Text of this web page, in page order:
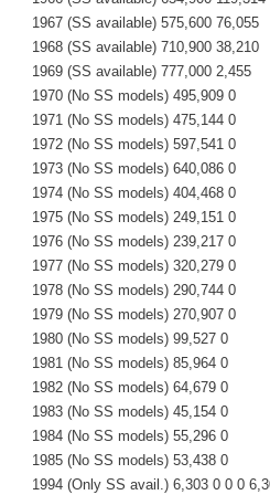
1967 (SS available) 575,600 76,055
1968 (SS available) 710,900 38,210
1969 (SS available) 777,000 2,455
1970 (No SS models) 495,909 0
1971 (No SS models) 475,144 0
1972 (No SS models) 597,541 0
1973 (No SS models) 640,086 0
1974 (No SS models) 404,468 0
1975 (No SS models) 249,151 0
1976 (No SS models) 239,217 0
1977 (No SS models) 320,279 0
1978 (No SS models) 290,744 0
1979 (No SS models) 270,907 0
1980 (No SS models) 99,527 0
1981 (No SS models) 85,964 0
1982 (No SS models) 64,679 0
1983 (No SS models) 45,154 0
1984 (No SS models) 55,296 0
1985 (No SS models) 53,438 0
1994 (Only SS avail.) 6,303 0 0 0